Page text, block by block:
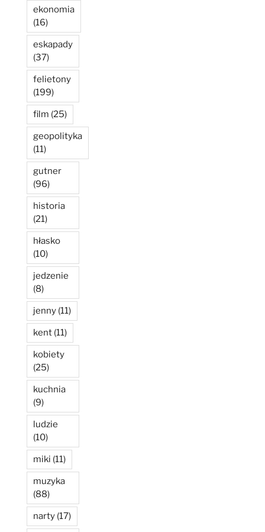
ekonomia
(16)
eskapady
(37)
felietony
(199)
film (25)
geopolityka
(11)
gutner
(96)
historia
(21)
hłasko
(10)
jedzenie
(8)
jenny (11)
kent (11)
kobiety
(25)
kuchnia
(9)
ludzie
(10)
miki (11)
muzyka
(88)
narty (17)